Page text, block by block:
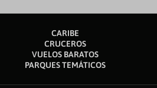
CARIBE
CRUCEROS
VUELOS BARATOS
PARQUES TEMÁTICOS